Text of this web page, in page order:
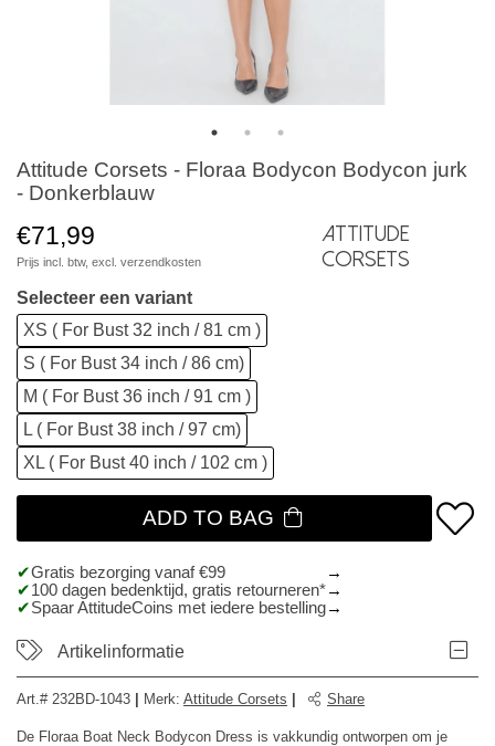
Attitude Corsets - Floraa Bodycon Bodycon jurk
- Donkerblauw
€71,99
Prijs incl. btw, excl. verzendkosten
Attitude
Corsets
Selecteer een variant
XS ( For Bust 32 inch / 81 cm )
S ( For Bust 34 inch / 86 cm)
M ( For Bust 36 inch / 91 cm )
L ( For Bust 38 inch / 97 cm)
XL ( For Bust 40 inch / 102 cm )
ADD TO BAG
Gratis bezorging vanaf €99
100 dagen bedenktijd, gratis retourneren*
Spaar AttitudeCoins met iedere bestelling
Artikelinformatie
Art.# 232BD-1043 Merk: Attitude Corsets Share
De Floraa Boat Neck Bodycon Dress is vakkundig ontworpen om je